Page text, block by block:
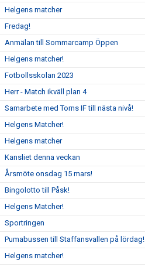
Helgens matcher
Fredag!
Anmälan till Sommarcamp Öppen
Helgens matcher!
Fotbollsskolan 2023
Herr - Match ikväll plan 4
Samarbete med Torns IF till nästa nivå!
Helgens Matcher!
Helgens matcher
Kansliet denna veckan
Årsmöte onsdag 15 mars!
Bingolotto till Påsk!
Helgens Matcher!
Sportringen
Pumabussen till Staffansvallen på lördag!
Helgens matcher!